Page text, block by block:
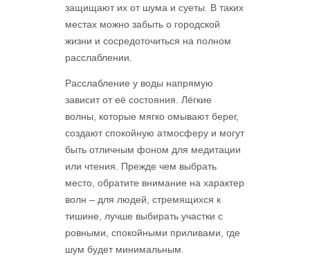
защищают их от шума и суеты. В таких
местах можно забыть о городской
жизни и сосредоточиться на полном
расслаблении.
Расслабление у воды напрямую
зависит от её состояния. Лёгкие
волны, которые мягко омывают берег,
создают спокойную атмосферу и могут
быть отличным фоном для медитации
или чтения. Прежде чем выбрать
место, обратите внимание на характер
волн – для людей, стремящихся к
тишине, лучше выбирать участки с
ровными, спокойными приливами, где
шум будет минимальным.